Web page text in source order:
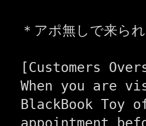
＊アポ無しで来ら
[Customers
When you are
BlackBook Toy
appointment